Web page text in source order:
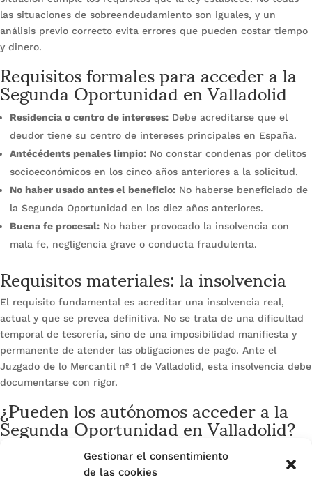
Gestionar el consentimiento
de las cookies
las situaciones de sobreendeudamiento son iguales, y un
análisis previo correcto evita errores que pueden costar tiempo
y dinero.
Requisitos formales para acceder a la
Segunda Oportunidad en Valladolid
Residencia o centro de intereses: Debe acreditarse que el
deudor tiene su centro de intereses principales en España.
Antécédents penales limpio: No constar condenas por delitos
socioeconómicos en los cinco años anteriores a la solicitud.
No haber usado antes el beneficio: No haberse beneficiado de
la Segunda Oportunidad en los diez años anteriores.
Buena fe procesal: No haber provocado la insolvencia con
mala fe, negligencia grave o conducta fraudulenta.
Requisitos materiales: la insolvencia
El requisito fundamental es acreditar una insolvencia real,
actual y que se prevea definitiva. No se trata de una dificultad
temporal de tesorería, sino de una imposibilidad manifiesta y
permanente de atender las obligaciones de pago. Ante el
Juzgado de lo Mercantil nº 1 de Valladolid, esta insolvencia debe
documentarse con rigor.
¿Pueden los autónomos acceder a la
Segunda Oportunidad en Valladolid?
Sí. La Ley de Segunda Oportunidad incluye a autónomos y
empresarios individuales en las mismas condiciones que a